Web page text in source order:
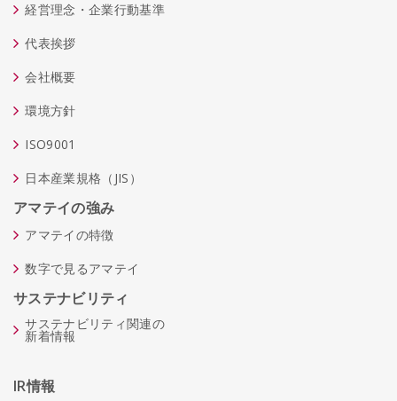
経営理念・企業行動基準
代表挨拶
会社概要
環境方針
ISO9001
日本産業規格（JIS）
アマテイの強み
アマテイの特徴
数字で見るアマテイ
サステナビリティ
サステナビリティ関連の
新着情報
IR情報